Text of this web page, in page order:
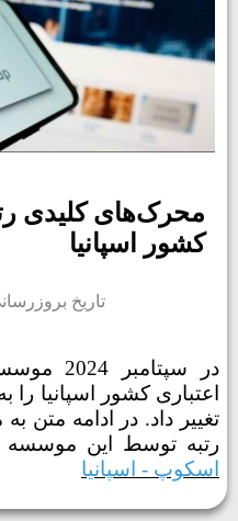
محرک‌های کلیدی
کشور اسپانیا
تاریخ بروزرسانی : سه
در سپتامبر 2024 موسسه اسکوپ (SCOPE
اعتباری کشور اسپانیا را
تغییر داد. در ادامه متن
رتبه توسط این موسسه
اسکوپ - اسپانیا